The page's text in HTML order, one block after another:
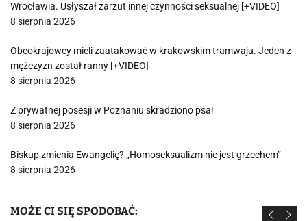
Wrocławia. Usłyszał zarzut innej czynności seksualnej [+VIDEO]
8 sierpnia 2026
Obcokrajowcy mieli zaatakować w krakowskim tramwaju. Jeden z
mężczyzn został ranny [+VIDEO]
8 sierpnia 2026
Z prywatnej posesji w Poznaniu skradziono psa!
8 sierpnia 2026
Biskup zmienia Ewangelię? „Homoseksualizm nie jest grzechem”
8 sierpnia 2026
MOŻE CI SIĘ SPODOBAĆ: